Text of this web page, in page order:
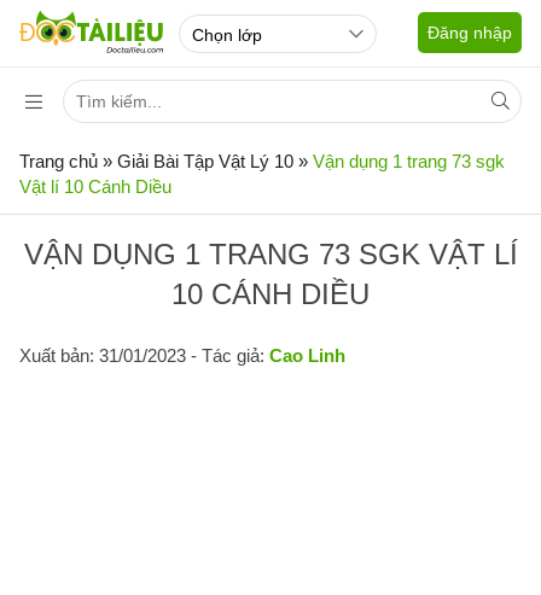
Đăng nhập
Trang chủ » Giải Bài Tập Vật Lý 10 » Vận dụng 1 trang 73 sgk
Vật lí 10 Cánh Diều
VẬN DỤNG 1 TRANG 73 SGK VẬT LÍ
10 CÁNH DIỀU
Xuất bản: 31/01/2023 - Tác giả: Cao Linh